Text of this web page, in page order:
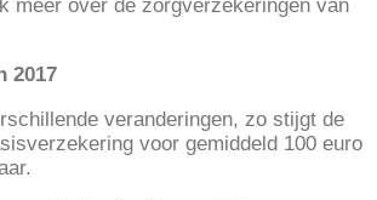
meer over de zorgverzekeringen van
2017
veranderingen, zo stijgt de
voor gemiddeld 100 euro